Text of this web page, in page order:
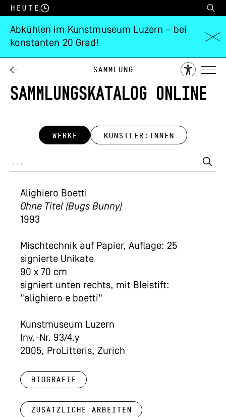
Heute
Abkühlen im Kunstmuseum Luzern – bei
konstanten 20 Grad!
Sammlung
SAMMLUNGSKATALOG ONLINE
WERKE KÜNSTLER:INNEN
Alighiero Boetti
Ohne Titel (Bugs Bunny)
1993
Mischtechnik auf Papier, Auflage: 25
signierte Unikate
90 x 70 cm
signiert unten rechts, mit Bleistift:
"alighiero e boetti"
Kunstmuseum Luzern
Inv.-Nr. 93/4.y
2005, ProLitteris, Zurich
Biografie
Zusätzliche Arbeiten